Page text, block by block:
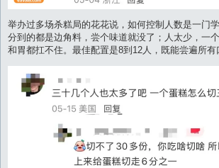
举办过多场杀糕局的花花说，如何控制人数是一门
分到的都是边角料，尝个味道就没了；人太少，一
和胃都扛不住。最佳配置是8到12人，既能尝遍所有